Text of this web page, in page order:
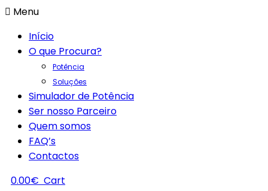
Menu
Início
O que Procura?
Potência
Soluções
Simulador de Potência
Ser nosso Parceiro
Quem somos
FAQ’s
Contactos
0.00€ Cart